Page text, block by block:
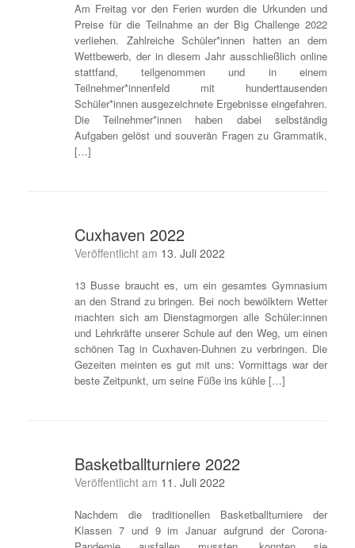
Am Freitag vor den Ferien wurden die Urkunden und
Preise für die Teilnahme an der Big Challenge 2022
verliehen. Zahlreiche Schüler*innen hatten an dem
Wettbewerb, der in diesem Jahr ausschließlich online
stattfand, teilgenommen und in einem
Teilnehmer*innenfeld mit hunderttausenden
Schüler*innen ausgezeichnete Ergebnisse eingefahren.
Die Teilnehmer*innen haben dabei selbständig
Aufgaben gelöst und souverän Fragen zu Grammatik,
[…]
Cuxhaven 2022
Veröffentlicht am 13. Juli 2022
13 Busse braucht es, um ein gesamtes Gymnasium
an den Strand zu bringen. Bei noch bewölktem Wetter
machten sich am Dienstagmorgen alle Schüler:innen
und Lehrkräfte unserer Schule auf den Weg, um einen
schönen Tag in Cuxhaven-Duhnen zu verbringen. Die
Gezeiten meinten es gut mit uns: Vormittags war der
beste Zeitpunkt, um seine Füße ins kühle […]
Basketballturniere 2022
Veröffentlicht am 11. Juli 2022
Nachdem die traditionellen Basketballturniere der
Klassen 7 und 9 im Januar aufgrund der Corona-